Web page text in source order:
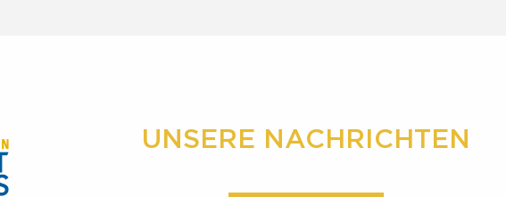
UNSERE NACHRICHTEN